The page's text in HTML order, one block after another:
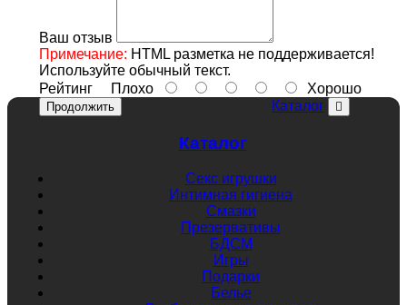
Ваш отзыв
Примечание: HTML разметка не поддерживается!
Используйте обычный текст.
Рейтинг Плохо Хорошо
Продолжить Каталог
Каталог
Секс игрушки
Интимная гигиена
Смазки
Презервативы
БДСМ
Игры
Подарки
Белье